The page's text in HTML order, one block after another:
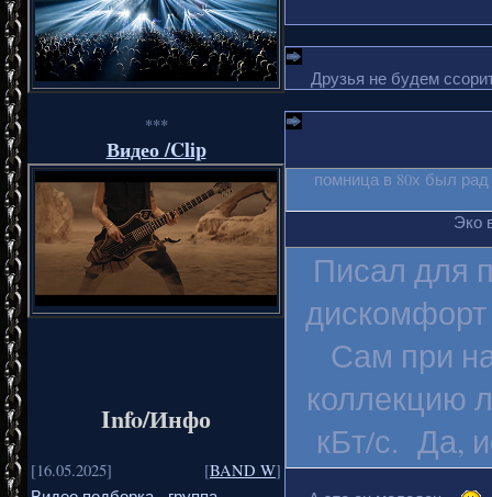
***
Видео /Clip
Info/Инфо
[16.05.2025] [BAND W]
Друзья не будем
помница в 80х был
Эко
Писал для
Сам при
коллекцию
кБт/с. Да,